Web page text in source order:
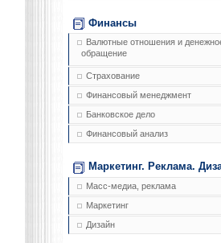
Финансы
Валютные отношения и
обращение
Страхование
Финансовый менеджмент
Банковское дело
Финансовый анализ
Маркетинг. Реклама.
Масс-медиа, реклама
Маркетинг
Дизайн